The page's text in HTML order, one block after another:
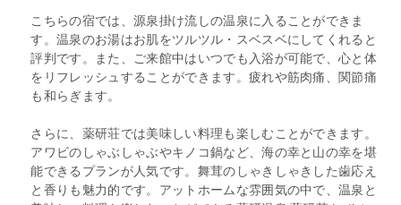
こちらの宿では、源泉掛け流しの温泉に入ることができま
す。温泉のお湯はお肌をツルツル・スベスベにしてくれると
評判です。また、ご来館中はいつでも入浴が可能で、心と体
をリフレッシュすることができます。疲れや筋肉痛、関節痛
も和らぎます。
さらに、薬研荘では美味しい料理も楽しむことができます。
アワビのしゃぶしゃぶやキノコ鍋など、海の幸と山の幸を堪
能できるプランが人気です。舞茸のしゃきしゃきした歯応え
と香りも魅力的です。アットホームな雰囲気の中で、温泉と